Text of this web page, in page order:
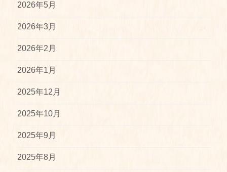
2026年5月
2026年3月
2026年2月
2026年1月
2025年12月
2025年10月
2025年9月
2025年8月